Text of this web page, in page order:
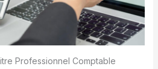
Professionnel Comptable